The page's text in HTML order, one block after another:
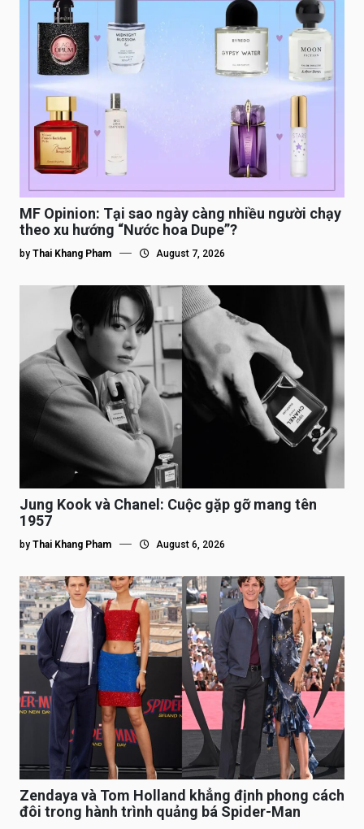
MF Opinion: Tại sao ngày càng nhiều người chạy
theo xu hướng “Nước hoa Dupe”?
by Thai Khang Pham August 7, 2026
Jung Kook và Chanel: Cuộc gặp gỡ mang tên
1957
by Thai Khang Pham August 6, 2026
Zendaya và Tom Holland khẳng định phong cách
đôi trong hành trình quảng bá Spider-Man